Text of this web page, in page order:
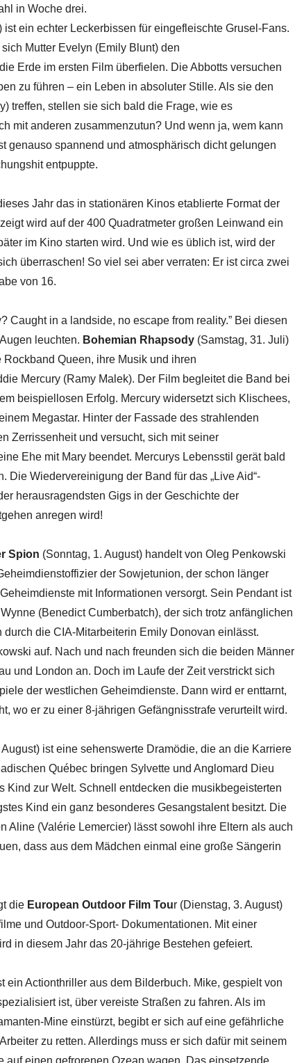
in Woche drei.
ist ein echter Leckerbissen für eingefleischte Grusel-Fans.
Mutter Evelyn (Emily Blunt) den
Erde im ersten Film überfielen. Die Abbotts versuchen
zu führen – ein Leben in absoluter Stille. Als sie den
treffen, stellen sie sich bald die Frage, wie es
mit anderen zusammenzutun? Und wenn ja, wem kann
genauso spannend und atmosphärisch dicht gelungen
entpuppte.
Jahr das in stationären Kinos etablierte Format der
wird auf der 400 Quadratmeter großen Leinwand ein
im Kino starten wird. Und wie es üblich ist, wird der
überraschen! So viel sei aber verraten: Er ist circa zwei
von 16.
Caught in a landside, no escape from reality.” Bei diesen
leuchten. Bohemian Rhapsody (Samstag, 31. Juli)
Queen, ihre Musik und ihren
Mercury (Ramy Malek). Der Film begleitet die Band bei
beispiellosen Erfolg. Mercury widersetzt sich Klischees,
Megastar. Hinter der Fassade des strahlenden
Zerrissenheit und versucht, sich mit seiner
Ehe mit Mary beendet. Mercurys Lebensstil gerät bald
Die Wiedervereinigung der Band für das „Live Aid“-
herausragendsten Gigs in der Geschichte der
anregen wird!
Spion (Sonntag, 1. August) handelt von Oleg Penkowski
der Sowjetunion, der schon länger
mit Informationen versorgt. Sein Pendant ist
(Benedict Cumberbatch), der sich trotz anfänglichen
die CIA-Mitarbeiterin Emily Donovan einlässt.
auf. Nach und nach freunden sich die beiden Männer
und London an. Doch im Laufe der Zeit verstrickt sich
der westlichen Geheimdienste. Dann wird er enttarnt,
wo er zu einer 8-jährigen Gefängnisstrafe verurteilt wird.
August) ist eine sehenswerte Dramödie, die an die Karriere
Québec bringen Sylvette und Anglomard Dieu
Kind zur Welt. Schnell entdecken die musikbegeisterten
Kind ein ganz besonderes Gesangstalent besitzt. Die
Aline (Valérie Lemercier) lässt sowohl ihre Eltern als auch
dass aus dem Mädchen einmal eine große Sängerin
die European Outdoor Film Tour (Dienstag, 3. August)
und Outdoor-Sport- Dokumentationen. Mit einer
in diesem Jahr das 20-jährige Bestehen gefeiert.
ein Actionthriller aus dem Bilderbuch. Mike, gespielt von
ist, über vereiste Straßen zu fahren. Als im
Mine einstürzt, begibt er sich auf eine gefährliche
zu retten. Allerdings muss er sich dafür mit seinem